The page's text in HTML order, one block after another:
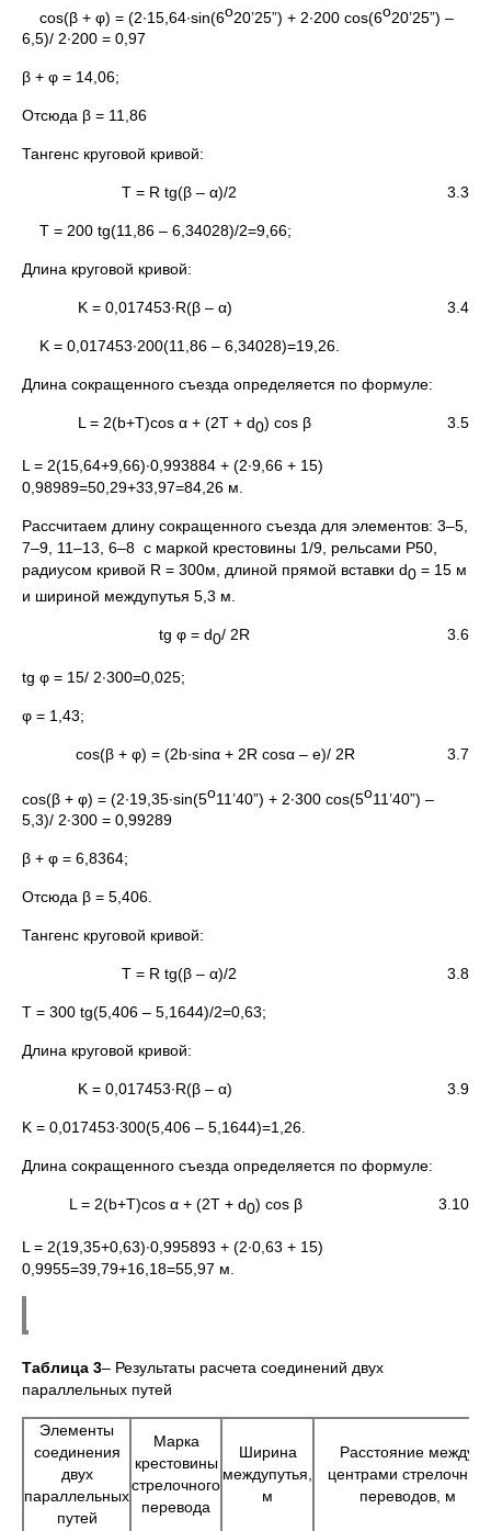
cos(β + φ) = (2∙15,64∙sin(6о20’25”) + 2∙200 cos(6о20’25”) –
6,5)/ 2∙200 = 0,97
β + φ = 14,06;
Отсюда β = 11,86
Тангенс круговой кривой:
T = R tg(β – α)/2 3.3
T = 200 tg(11,86 – 6,34028)/2=9,66;
Длина круговой кривой:
K = 0,017453∙R(β – α) 3.4
K = 0,017453∙200(11,86 – 6,34028)=19,26.
Длина сокращенного съезда определяется по формуле:
L = 2(b+T)cos α + (2T + d0) cos β 3.5
L = 2(15,64+9,66)∙0,993884 + (2∙9,66 + 15)
0,98989=50,29+33,97=84,26 м.
Рассчитаем длину сокращенного съезда для элементов: 3–5,
7–9, 11–13, 6–8 с маркой крестовины 1/9, рельсами Р50,
радиусом кривой R = 300м, длиной прямой вставки d0 = 15 м
и шириной междупутья 5,3 м.
tg φ = d0/ 2R 3.6
tg φ = 15/ 2∙300=0,025;
φ = 1,43;
cos(β + φ) = (2b∙sinα + 2R cosα – e)/ 2R 3.7
cos(β + φ) = (2∙19,35∙sin(5о11’40”) + 2∙300 cos(5о11’40”) –
5,3)/ 2∙300 = 0,99289
β + φ = 6,8364;
Отсюда β = 5,406.
Тангенс круговой кривой:
T = R tg(β – α)/2 3.8
T = 300 tg(5,406 – 5,1644)/2=0,63;
Длина круговой кривой:
K = 0,017453∙R(β – α) 3.9
K = 0,017453∙300(5,406 – 5,1644)=1,26.
Длина сокращенного съезда определяется по формуле:
L = 2(b+T)cos α + (2T + d0) cos β 3.10
L = 2(19,35+0,63)∙0,995893 + (2∙0,63 + 15)
0,9955=39,79+16,18=55,97 м.
Таблица 3– Результаты расчета соединений двух
параллельных путей
Элементы
соединения
двух
параллельных
путей
Марка
крестовины
стрелочного
перевода
Ширина
междупутья,
м
Расстояние между
центрами стрелочных
переводов, м